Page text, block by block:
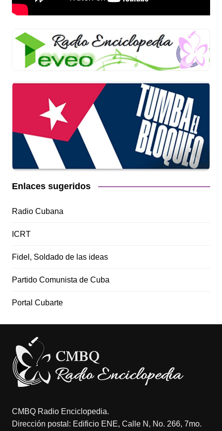
Enlaces sugeridos
Radio Cubana
ICRT
Fidel, Soldado de las ideas
Partido Comunista de Cuba
Portal Cubarte
CMBQ Radio Enciclopedia.
Dirección postal: Edificio ENE, Calle N, No. 266, 7mo.